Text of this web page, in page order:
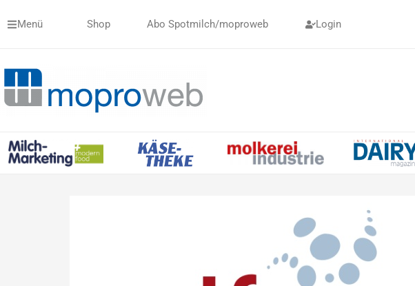
InhaltMenü Shop Abo Spotmilch/moproweb Login